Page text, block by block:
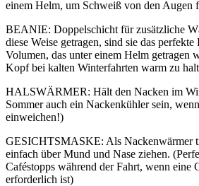
einem Helm, um Schweiß von den Augen
BEANIE: Doppelschicht für zusätzliche
diese Weise getragen, sind sie das
Volumen, das unter einem Helm getragen
Kopf bei kalten Winterfahrten warm zu
HALSWÄRMER: Hält den Nacken im
Sommer auch ein Nackenkühler sein,
einweichen!)
GESICHTSMASKE: Als Nackenwärmer
einfach über Mund und Nase ziehen.
Caféstopps während der Fahrt, wenn eine
erforderlich ist)